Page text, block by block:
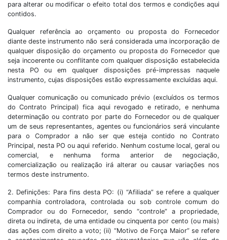
para alterar ou modificar o efeito total dos termos e condições aqui
contidos.
Qualquer referência ao orçamento ou proposta do Fornecedor
diante deste instrumento não será considerada uma incorporação de
qualquer disposição do orçamento ou proposta do Fornecedor que
seja incoerente ou conflitante com qualquer disposição estabelecida
nesta PO ou em qualquer disposições pré-impressas naquele
instrumento, cujas disposições estão expressamente excluídas aqui.
Qualquer comunicação ou comunicado prévio (excluídos os termos
do Contrato Principal) fica aqui revogado e retirado, e nenhuma
determinação ou contrato por parte do Fornecedor ou de qualquer
um de seus representantes, agentes ou funcionários será vinculante
para o Comprador a não ser que esteja contido no Contrato
Principal, nesta PO ou aqui referido. Nenhum costume local, geral ou
comercial, e nenhuma forma anterior de negociação,
comercialização ou realização irá alterar ou causar variações nos
termos deste instrumento.
2. Definições: Para fins desta PO: (i) “Afiliada” se refere a qualquer
companhia controladora, controlada ou sob controle comum do
Comprador ou do Fornecedor, sendo “controle” a propriedade,
direta ou indireta, de uma entidade ou cinquenta por cento (ou mais)
das ações com direito a voto; (ii) “Motivo de Força Maior” se refere